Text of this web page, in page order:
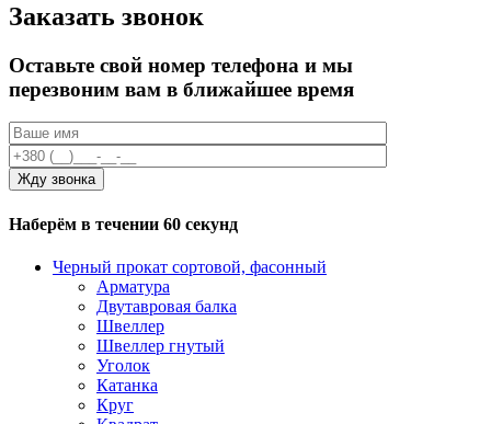
Заказать звонок
Оставьте свой номер телефона и мы
перезвоним вам в ближайшее время
Наберём в течении 60 секунд
Черный прокат сортовой, фасонный
Арматура
Двутавровая балка
Швеллер
Швеллер гнутый
Уголок
Катанка
Круг